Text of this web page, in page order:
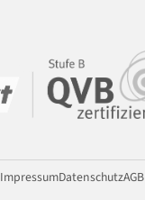
ImpressumDatenschutzAGB